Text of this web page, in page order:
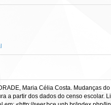
Maria Célia Costa. Mudanças
a partir dos dados do censo escolar.